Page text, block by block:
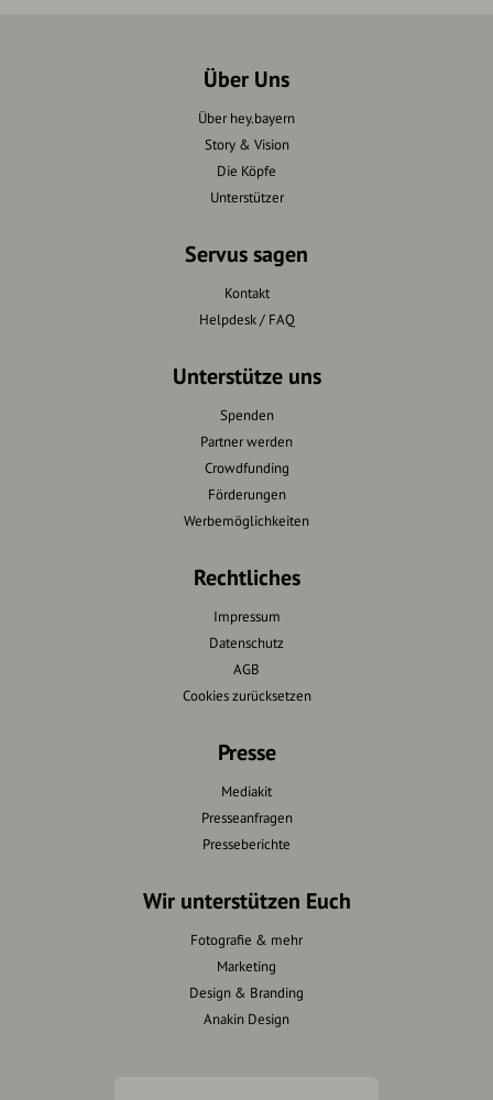
Über Uns
Über hey.bayern
Story & Vision
Die Köpfe
Unterstützer
Servus sagen
Kontakt
Helpdesk / FAQ
Unterstütze uns
Spenden
Partner werden
Crowdfunding
Förderungen
Werbemöglichkeiten
Rechtliches
Impressum
Datenschutz
AGB
Cookies zurücksetzen
Presse
Mediakit
Presseanfragen
Presseberichte
Wir unterstützen Euch
Fotografie & mehr
Marketing
Design & Branding
Anakin Design